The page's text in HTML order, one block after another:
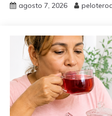
agosto 7, 2026